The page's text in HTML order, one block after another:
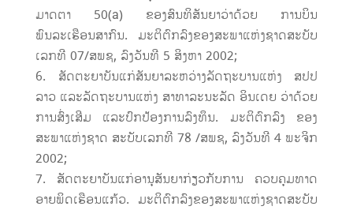
ມາດຕາ 50(a) ຂອງສົນທິສັນຍາວ່າດ້ວຍ ການບິນ
ພົນລະເຮືອນສາກົນ. ມະຕິຕົກລົງຂອງສະພາແຫ່ງຊາດສະບັບ
ເລກທີ 07/ສພຊ, ລົງວັນທີ 5 ສິງຫາ 2002;
ສັດຕະຍາບັນແກ່ສັນຍາລະຫວ່າງລັດຖະບານແຫ່ງ ສປປ
ລາວ ແລະລັດຖະບານແຫ່ງ ສາທາລະນະລັດ ອິນເດຍ ວ່າດ້ວຍ
ການສົ່ງເສີມ ແລະປົກປ້ອງການລົງທຶນ. ມະຕິຕົກລົງ ຂອງ
ສະພາແຫ່ງຊາດ ສະບັບເລກທີ 78 /ສພຊ, ລົງວັນທີ 4 ພະຈິກ
2002;
ສັດຕະຍາບັນແກ່ອານຸສັນຍາກ່ຽວກັບການ ຄວບຄຸມທາດ
ອາຍພິດເຮືອນແກ້ວ. ມະຕິຕົກລົງຂອງສະພາແຫ່ງຊາດສະບັບ